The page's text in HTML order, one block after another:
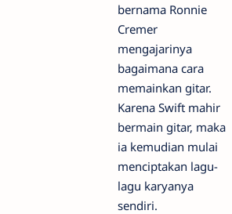
bernama Ronnie
Cremer
mengajarinya
bagaimana cara
memainkan gitar.
Karena Swift mahir
bermain gitar, maka
ia kemudian mulai
menciptakan lagu-
lagu karyanya
sendiri.